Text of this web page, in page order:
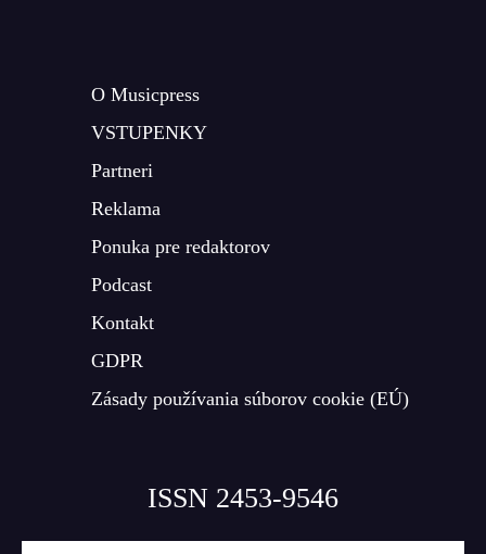
O Musicpress
VSTUPENKY
Partneri
Reklama
Ponuka pre redaktorov
Podcast
Kontakt
GDPR
Zásady používania súborov cookie (EÚ)
ISSN 2453-9546